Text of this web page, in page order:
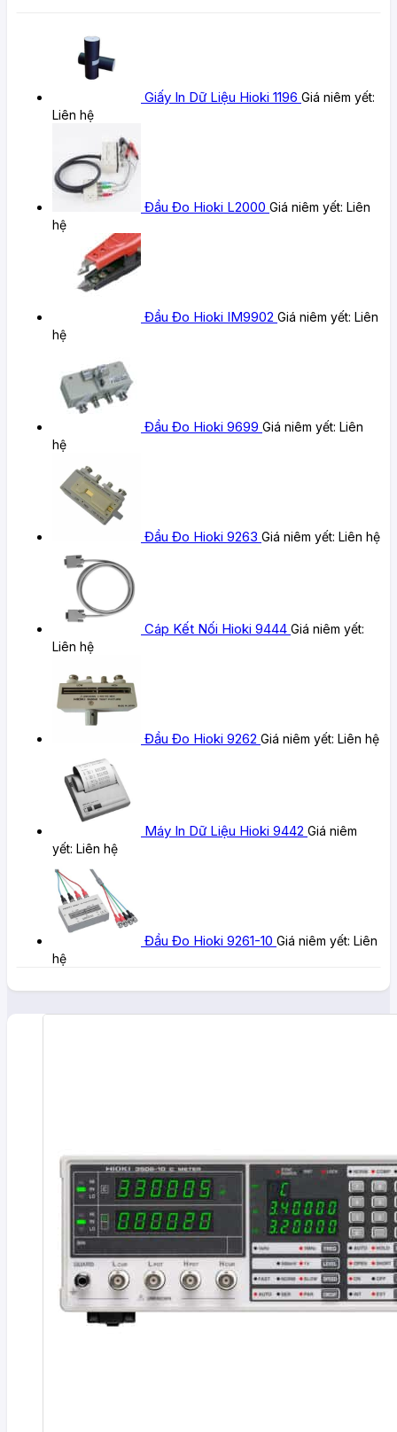
Giấy In Dữ Liệu Hioki 1196 Giá niêm yết:
Liên hệ
Đầu Đo Hioki L2000 Giá niêm yết: Liên
hệ
Đầu Đo Hioki IM9902 Giá niêm yết: Liên
hệ
Đầu Đo Hioki 9699 Giá niêm yết: Liên
hệ
Đầu Đo Hioki 9263 Giá niêm yết: Liên hệ
Cáp Kết Nối Hioki 9444 Giá niêm yết:
Liên hệ
Đầu Đo Hioki 9262 Giá niêm yết: Liên hệ
Máy In Dữ Liệu Hioki 9442 Giá niêm
yết: Liên hệ
Đầu Đo Hioki 9261-10 Giá niêm yết: Liên
hệ